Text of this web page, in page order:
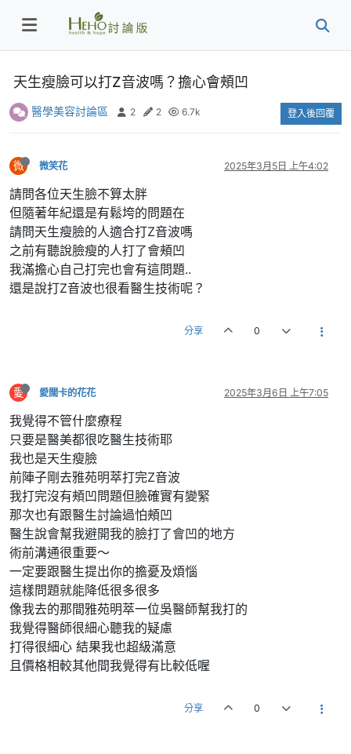
天生瘦臉可以打Z音波嗎？擔心會頰凹
醫學美容討論區 2 2 6.7k 登入後回覆
微 微笑花 2025年3月5日 上午4:02
請問各位天生臉不算太胖
但隨著年紀還是有鬆垮的問題在
請問天生瘦臉的人適合打Z音波嗎
之前有聽說臉瘦的人打了會頰凹
我滿擔心自己打完也會有這問題..
還是說打Z音波也很看醫生技術呢？
分享 0
愛 愛闊卡的花花 2025年3月6日 上午7:05
我覺得不管什麼療程
只要是醫美都很吃醫生技術耶
我也是天生瘦臉
前陣子剛去雅苑明萃打完Z音波
我打完沒有頰凹問題但臉確實有變緊
那次也有跟醫生討論過怕頰凹
醫生說會幫我避開我的臉打了會凹的地方
術前溝通很重要～
一定要跟醫生提出你的擔憂及煩惱
這樣問題就能降低很多很多
像我去的那間雅苑明萃一位吳醫師幫我打的
我覺得醫師很細心聽我的疑慮
打得很細心 結果我也超級滿意
且價格相較其他間我覺得有比較低喔
分享 0